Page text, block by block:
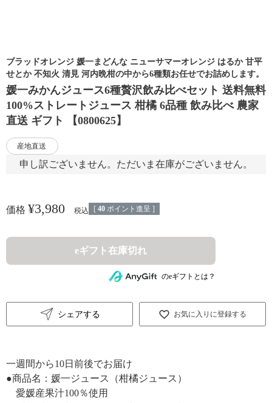
ブラッドオレンジ 媛一まどんな ニューサマーオレンジ はるか 甘平
せとか 不知火 清見 河内晩柑の中から6種類お任せでお詰めします。
媛一みかんジュース6種贅沢飲み比べセット 送料無料
100%ストレートジュース 柑橘 6品種 飲み比べ 農家
直送 ギフト 【0800625】
産地直送
申し訳ございません。ただいま在庫がございません。
価格 ¥3,980 税込 [ 40 ポイント進呈 ]
お気に入りに登録する
eギフト在庫切れ
のeギフトとは？
シェアする
一週間から10日前後でお届け
●商品名：媛一ジュース（柑橘ジュース）
愛媛産果汁100％使用